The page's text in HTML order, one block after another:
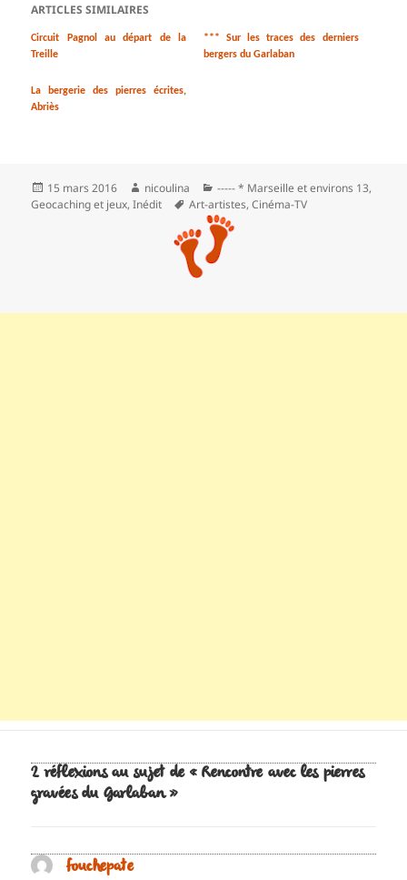
ARTICLES SIMILAIRES
Circuit Pagnol au départ de la
Treille
*** Sur les traces des derniers
bergers du Garlaban
La bergerie des pierres écrites,
Abriès
Publié
le
15 mars 2016 Auteur
nicoulina Catégories
----- * Marseille et environs 13,
Geocaching et jeux,Inédit Mots-
clés
Art-artistes,Cinéma-TV
2 réflexions au sujet de « Rencontre avec les pierres
gravées du Garlaban »
fouchepatedit :